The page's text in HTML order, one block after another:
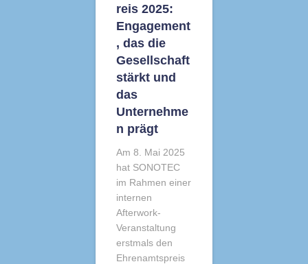
reis 2025:
Engagement
, das die
Gesellschaft
stärkt und
das
Unternehme
n prägt
Am 8. Mai 2025
hat SONOTEC
im Rahmen einer
internen
Afterwork-
Veranstaltung
erstmals den
Ehrenamtspreis